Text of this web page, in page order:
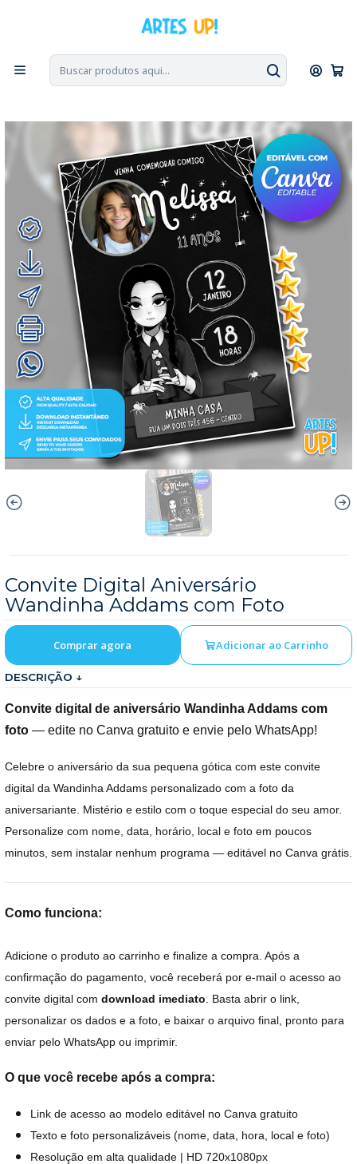
Escolha seu idioma. Change the language. Cambia el
Início Convites Digitais Aniversário Convites com Foto
Convite Digital Aniversário Wandinha Addams com Foto
Convite Digital Aniversário
Wandinha Addams com Foto
Adicionar ao Carrinho
Comprar agora
DESCRIÇÃO ↓
Convite digital de aniversário Wandinha Addams com
foto — edite no Canva gratuito e envie pelo WhatsApp!
Celebre o aniversário da sua pequena gótica com este convite
digital da Wandinha Addams personalizado com a foto da
aniversariante. Mistério e estilo com o toque especial do seu amor.
Personalize com nome, data, horário, local e foto em poucos
minutos, sem instalar nenhum programa — editável no Canva grátis.
Como funciona:
Adicione o produto ao carrinho e finalize a compra. Após a
confirmação do pagamento, você receberá por e-mail o acesso ao
convite digital com download imediato . Basta abrir o link,
personalizar os dados e a foto, e baixar o arquivo final, pronto para
enviar pelo WhatsApp ou imprimir.
O que você recebe após a compra:
Link de acesso ao modelo editável no Canva gratuito
Texto e foto personalizáveis (nome, data, hora, local e foto)
Resolução em alta qualidade | HD 720x1080px